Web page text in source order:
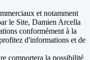
et notamment
le Site, Damien Arcella
conformément à la
d'informations et de
comportera la possibilité